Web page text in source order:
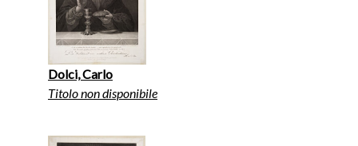
Dolci, Carlo
Titolo non disponibile